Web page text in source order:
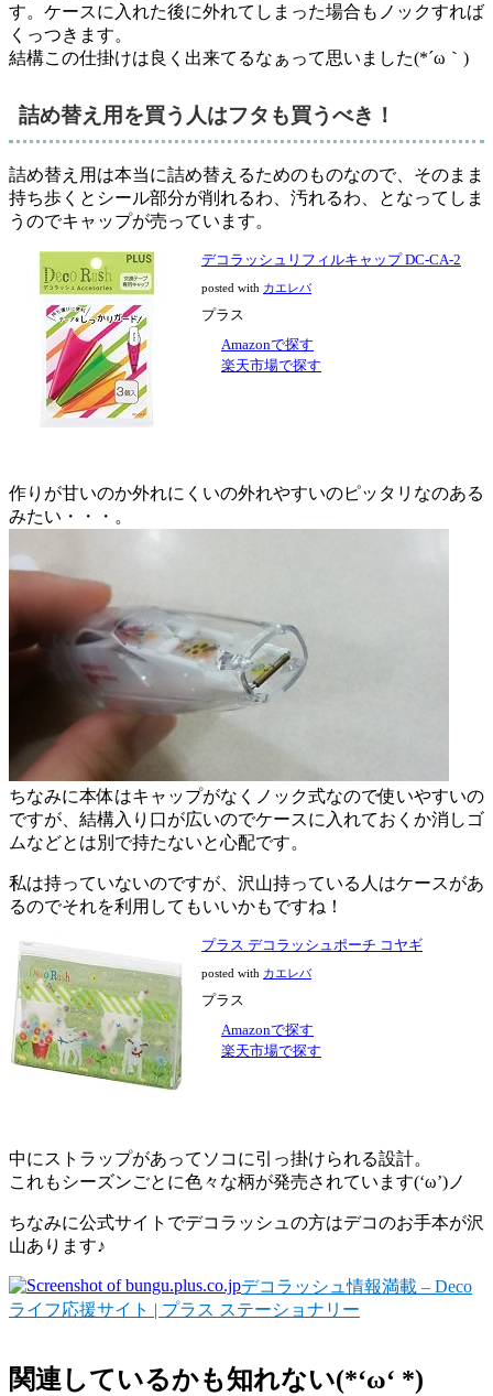
す。ケースに入れた後に外れてしまった場合もノックすれば
くっつきます。
結構この仕掛けは良く出来てるなぁって思いました(*´ω｀)
詰め替え用を買う人はフタも買うべき！
詰め替え用は本当に詰め替えるためのものなので、そのまま
持ち歩くとシール部分が削れるわ、汚れるわ、となってしま
うのでキャップが売っています。
デコラッシュリフィルキャップ DC-CA-2
posted with カエレバ
プラス
Amazonで探す
楽天市場で探す
作りが甘いのか外れにくいの外れやすいのピッタリなのある
みたい・・・。
ちなみに本体はキャップがなくノック式なので使いやすいの
ですが、結構入り口が広いのでケースに入れておくか消しゴ
ムなどとは別で持たないと心配です。
私は持っていないのですが、沢山持っている人はケースがあ
るのでそれを利用してもいいかもですね！
プラス デコラッシュポーチ コヤギ
posted with カエレバ
プラス
Amazonで探す
楽天市場で探す
中にストラップがあってソコに引っ掛けられる設計。
これもシーズンごとに色々な柄が発売されています(‘ω’)ノ
ちなみに公式サイトでデコラッシュの方はデコのお手本が沢
山あります♪
デコラッシュ情報満載 – Deco
ライフ応援サイト | プラス ステーショナリー
関連しているかも知れない(*‘ω‘ *)